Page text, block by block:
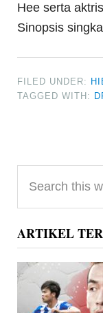
Hee serta
Sinopsis
FILED UNDER:
TAGGED WITH:
Primary
Sidebar
this
website
ARTIKEL